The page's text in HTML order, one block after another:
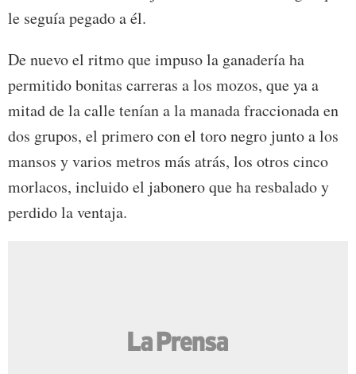
le seguía pegado a él.
De nuevo el ritmo que impuso la ganadería ha
permitido bonitas carreras a los mozos, que ya a
mitad de la calle tenían a la manada fraccionada en
dos grupos, el primero con el toro negro junto a los
mansos y varios metros más atrás, los otros cinco
morlacos, incluido el jabonero que ha resbalado y
perdido la ventaja.